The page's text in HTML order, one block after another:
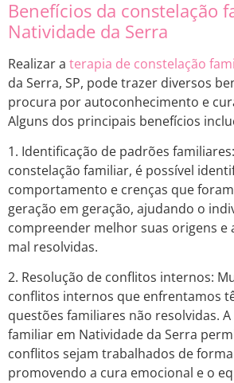
Benefícios da constelação
Natividade da Serra
Realizar a terapia de constelação
da Serra, SP, pode trazer diversos
procura por autoconhecimento e
Alguns dos principais benefícios
1. Identificação de padrões
constelação familiar, é possível
comportamento e crenças que
geração em geração, ajudando o
compreender melhor suas origens e
mal resolvidas.
2. Resolução de conflitos internos:
conflitos internos que enfrentamos
questões familiares não resolvidas.
familiar em Natividade da Serra
conflitos sejam trabalhados de
promovendo a cura emocional e o